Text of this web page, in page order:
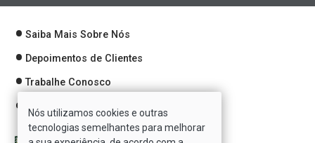
Saiba Mais Sobre Nós
Depoimentos de Clientes
Trabalhe Conosco
Política de Privacidade
Nós utilizamos cookies e outras
tecnologias semelhantes para melhorar